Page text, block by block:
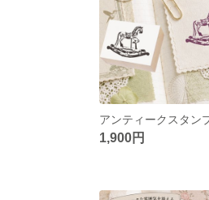
1,900円